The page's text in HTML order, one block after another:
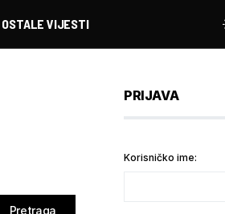
OSTALE VIJESTI
PRIJAVA
Korisničko ime: